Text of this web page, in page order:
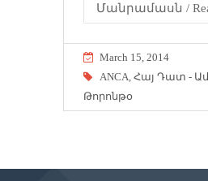
Մանրամասն /
March 15, 2014
ANCA Հայ Դատ -
Թորոնթօ